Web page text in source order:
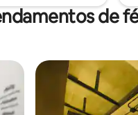
minutos de carro do
de